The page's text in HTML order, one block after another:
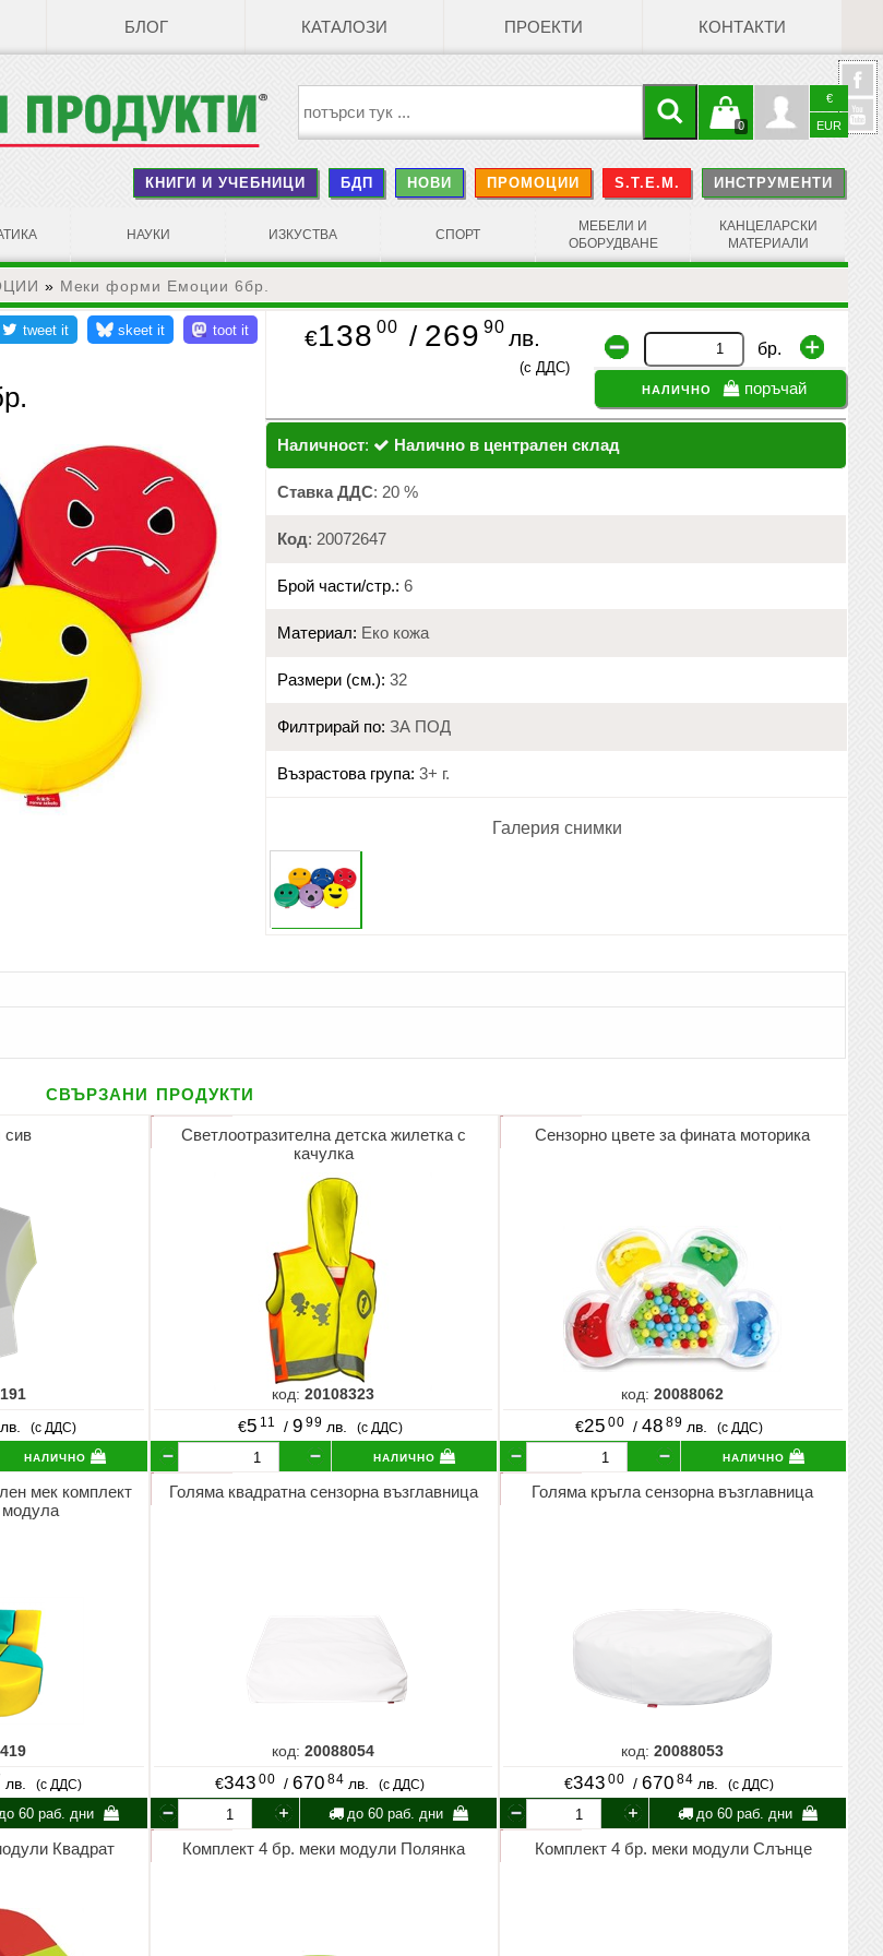
БЛОГ КАТАЛОЗИ ПРОЕКТИ КОНТАКТИ
€
EUR
Профил
0
Кошницата
е празна
КНИГИ И УЧЕБНИЦИ БДП НОВИ ПРОМОЦИИ S.T.E.M. ИНСТРУМЕНТИ
НАУКИ ИЗКУСТВА СПОРТ
МЕБЕЛИ И
ОБОРУДВАНЕ
КАНЦЕЛАРСКИ
МАТЕРИАЛИ
» Меки форми Емоции 6бр.
€138 00 / 269 90 лв.
(с ДДС)
бр.
налично поръчай
Наличност: Налично в централен склад
Ставка ДДС: 20 %
Код: 20072647
Брой части/стр.: 6
Материал: Еко кожа
Размери (см.): 32
Филтрирай по: ЗА ПОД
Възрастова група: 3+ г.
Галерия снимки
свързани продукти
сив
лв. (с ДДС)
налично
Светлоотразителна детска жилетка с
качулка
код:20108323
€5 11 / 9 99 лв. (с ДДС)
налично
Сензорно цвете за фината моторика
код:20088062
€25 00 /48 89 лв. (с ДДС)
налично
мек комплект
модула
лв. (с ДДС)
60 раб. дни
Голяма квадратна сензорна възглавница
код:20088054
€343 00 /670 84 лв. (с ДДС)
до 60 раб. дни
Голяма кръгла сензорна възглавница
код:20088053
€343 00 /670 84 лв. (с ДДС)
до 60 раб. дни
Квадрат Комплект 4 бр. меки модули Полянка Комплект 4 бр. меки модули Слънце